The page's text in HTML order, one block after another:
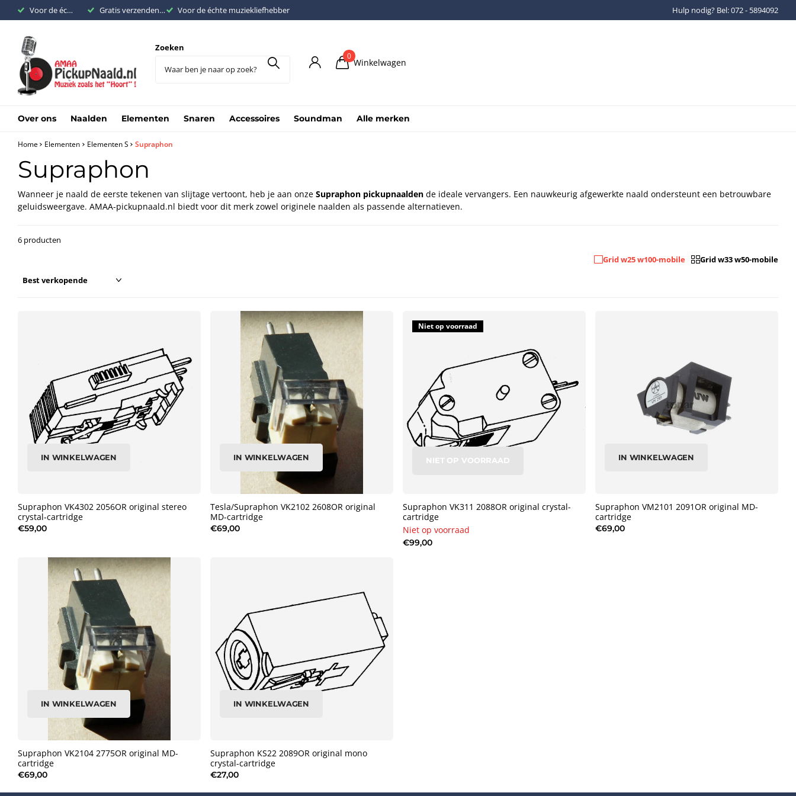
Voor de échte muziekliefhebber Gratis verzenden binnen Nederland vanaf €200,- Voor de échte muziekliefhebber Gratis verzenden binnen
Hulp nodig? Bel: 072 - 5894092
Zoeken
0
Winkelwagen
Over ons Naalden Elementen Snaren Accessoires Soundman Alle merken
Home Elementen Elementen S Supraphon
Supraphon
Wanneer je naald de eerste tekenen van slijtage vertoont, heb je aan onze Supraphon pickupnaalden de ideale vervangers. Een nauwkeurig afgewerkte naald ondersteunt een betrouwbare
geluidsweergave. AMAA-pickupnaald.nl biedt voor dit merk zowel originele naalden als passende alternatieven.
6 producten
Grid w25 w100-mobile
Grid w33 w50-mobile
IN WINKELWAGEN
Supraphon VK4302 2056OR original stereo
crystal-cartridge
€59,00
IN WINKELWAGEN
Tesla/Supraphon VK2102 2608OR original
MD-cartridge
€69,00
Niet op voorraad
NIET OP VOORRAAD
Supraphon VK311 2088OR original crystal-
cartridge
Niet op voorraad
€99,00
IN WINKELWAGEN
Supraphon VM2101 2091OR original MD-
cartridge
€69,00
IN WINKELWAGEN
Supraphon VK2104 2775OR original MD-
cartridge
€69,00
IN WINKELWAGEN
Supraphon KS22 2089OR original mono
crystal-cartridge
€27,00